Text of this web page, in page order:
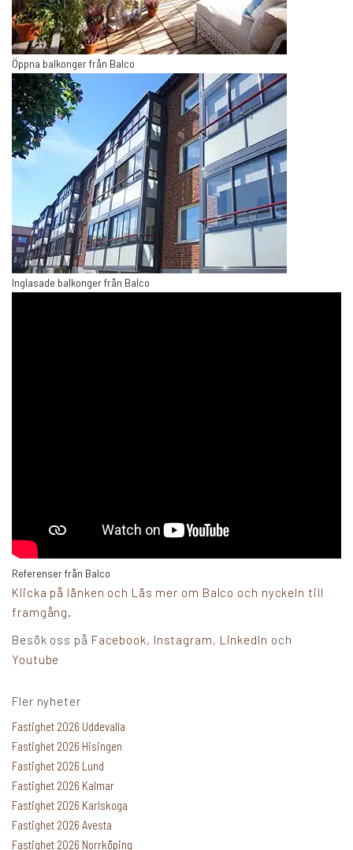
Öppna balkonger från Balco
Inglasade balkonger från Balco
Referenser från Balco
Klicka på länken och Läs mer om Balco och nyckeln till
framgång.
Besök oss på Facebook, Instagram, LinkedIn och
Youtube
Fler nyheter
Fastighet 2026 Uddevalla
Fastighet 2026 Hisingen
Fastighet 2026 Lund
Fastighet 2026 Kalmar
Fastighet 2026 Karlskoga
Fastighet 2026 Avesta
Fastighet 2026 Norrköping